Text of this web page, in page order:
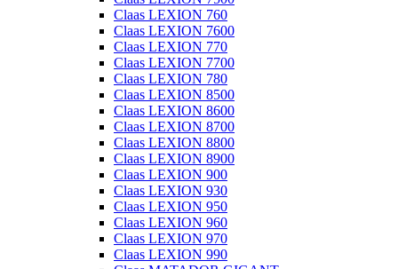
Claas LEXION 760
Claas LEXION 7600
Claas LEXION 770
Claas LEXION 7700
Claas LEXION 780
Claas LEXION 8500
Claas LEXION 8600
Claas LEXION 8700
Claas LEXION 8800
Claas LEXION 8900
Claas LEXION 900
Claas LEXION 930
Claas LEXION 950
Claas LEXION 960
Claas LEXION 970
Claas LEXION 990